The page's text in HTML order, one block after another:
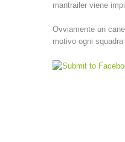
mantrailer viene
Ovviamente un
motivo ogni